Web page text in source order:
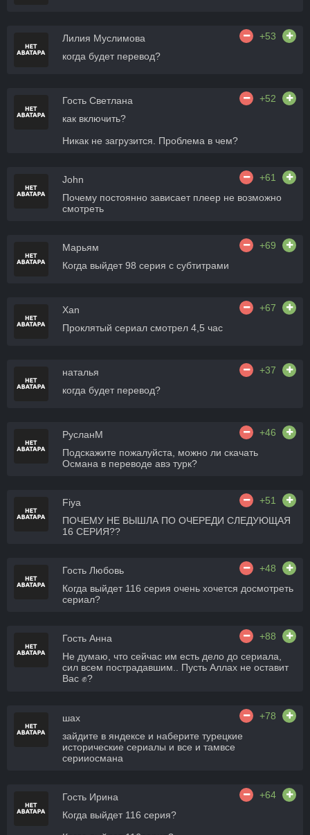
Лилия Муслимова
+53
когда будет перевод?
Гость Светлана
+52
как включить?
Никак не загрузится. Проблема в чем?
John
+61
Почему постоянно зависает плеер не возможно
смотреть
Марьям
+69
Когда выйдет 98 серия с субтитрами
Xan
+67
Проклятый сериал смотрел 4,5 час
наталья
+37
когда будет перевод?
РусланМ
+46
Подскажите пожалуйста, можно ли скачать
Османа в переводе авэ турк?
Fiya
+51
ПОЧЕМУ НЕ ВЫШЛА ПО ОЧЕРЕДИ СЛЕДУЮЩАЯ
16 СЕРИЯ??
Гость Любовь
+48
Когда выйдет 116 серия очень хочется досмотреть
сериал?
Гость Анна
+88
Не думаю, что сейчас им есть дело до сериала,
сил всем пострадавшим.. Пусть Аллах не оставит
Вас ✊?
шах
+78
зайдите в яндексе и наберите турецкие
исторические сериалы и все и тамвсе
серииосмана
Гость Ирина
+64
Когда выйдет 116 серия?